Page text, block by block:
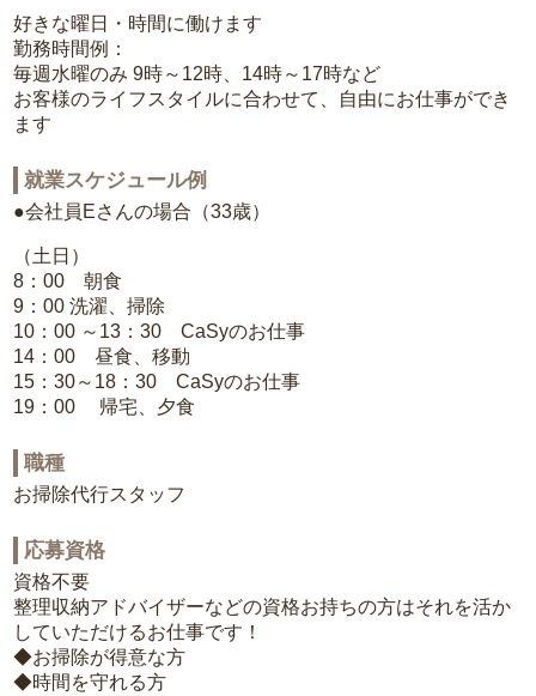
好きな曜日・時間に働けます
勤務時間例：
毎週水曜のみ 9時～12時、14時～17時など
お客様のライフスタイルに合わせて、自由にお仕事ができ
ます
就業スケジュール例
●会社員Eさんの場合（33歳）
（土日）
8：00 朝食
9：00 洗濯、掃除
10：00 ～13：30 CaSyのお仕事
14：00 昼食、移動
15：30～18：30 CaSyのお仕事
19：00 帰宅、夕食
職種
お掃除代行スタッフ
応募資格
資格不要
整理収納アドバイザーなどの資格お持ちの方はそれを活か
していただけるお仕事です！
◆お掃除が得意な方
◆時間を守れる方